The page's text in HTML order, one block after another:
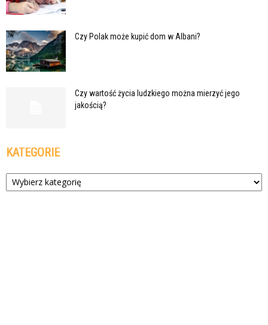
Czy Polak może kupić dom w Albani?
Czy wartość życia ludzkiego można mierzyć jego
jakością?
KATEGORIE
Kategorie